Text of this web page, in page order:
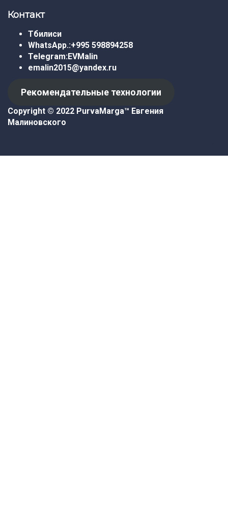
Контакт
Тбилиси
WhatsApp.:+995 598894258
Telegram:EVMalin
emalin2015@yandex.ru
Рекомендательные технологии
Copyright © 2022 PurvaMarga™ Евгения
Малиновского